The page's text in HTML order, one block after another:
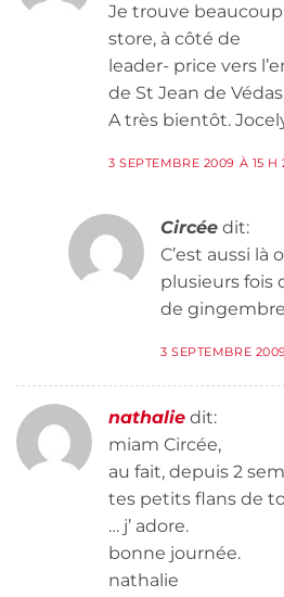
Je trouve beaucoup
store, à côté de
leader- price vers
de St Jean de
A très bientôt.
3 SEPTEMBRE 2009 À 15 H
Circée dit:
C’est aussi là
plusieurs fois
de
3 SEPTEMBRE
nathalie dit:
miam Circée,
au fait, depuis 2
tes petits flans de
… j’ adore.
bonne journée.
nathalie